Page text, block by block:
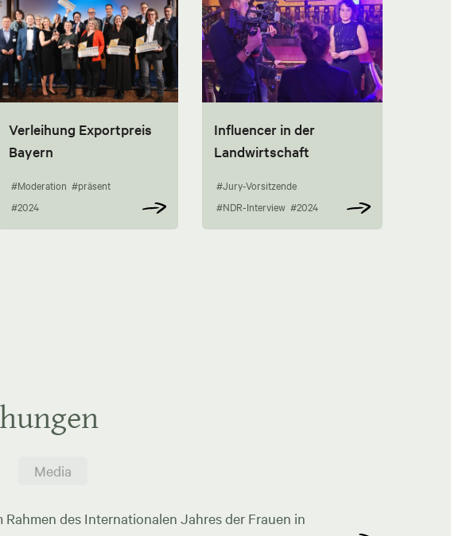
Verleihung Exportpreis
Bayern
#Moderation #präsent
#2024
Influencer in der
Landwirtschaft
#Jury-Vorsitzende
#NDR-Interview #2024
Media
des Internationalen Jahres der Frauen in